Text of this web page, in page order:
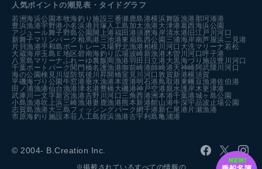
人気ポイントの潮見表・タイドグラフ
若洲海浜公園本牧海釣り施設三番瀬 鹿島港横浜舞阪漁港 那珂湊港
豊浜漁港宇野港小名浜港 貝塚人工島 加太漁港 大津港葛西海浜公園
アジュール舞子野島公園 閖上港福田港須磨海岸清水港 旧江戸川河口
新舞子マリンパーク 相馬港 三池港東扇島西公園 三浦海岸南芦屋浜二見港
片貝漁港平和島ボートレース場野北漁港相模川河口 大洗マリーナ若松
大蔵海岸玉島Ｅ地区 碧南海釣り広場波崎新漁港木曽川河口 呼子港
八景島マリーナふれーゆ裏飯岡漁港羽田 日立港 大黒海づり施設豊川河口
千葉ポートパーク 関門橋名護漁港御前崎港師崎港天神崎 阿武隈川河口
海の公園検見川堤防筑後川昇開橋室見川河口敦賀新港横須賀
平磯海づり公園 牛窓港垂水漁港本渡港明石港鳥取港 東幡豆漁港佐伯港
田ノ浦漁港仙台漁港津名港 豊橋 大磯港神戸空港親水護岸木更津港
武庫川一文字新宮漁港吉野川河口 三角西港洲本港千葉港城ヶ島公園
小島漁港吹上浜三崎漁港妻鹿漁港熊本新港館山港牛深宇品波止場公園
志賀島漁港 大三島フィッシングパーク網干港 新仁尾港 片瀬漁港
市原海釣り施設本荘人工島姪浜漁港古宇利島亀浦港
© 2004- B.Creation Inc.